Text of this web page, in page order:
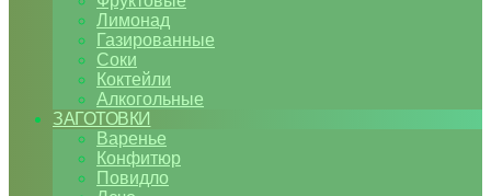
Лимонад
Газированные
Соки
Коктейли
Алкогольные
ЗАГОТОВКИ
Варенье
Конфитюр
Повидло